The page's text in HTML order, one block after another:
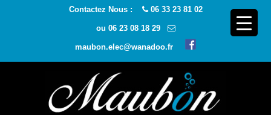
Contactez Nous : 06 33 23 81 02
ou 06 23 08 18 29
maubon.elec@wanadoo.fr